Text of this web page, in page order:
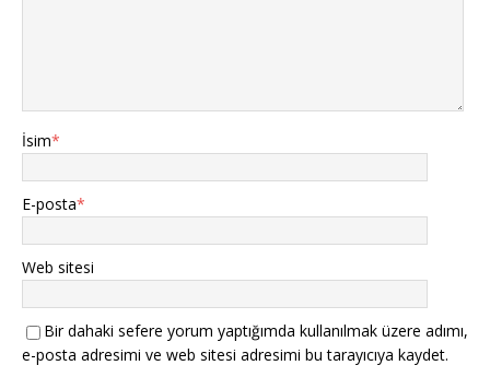
İsim*
E-posta*
Web sitesi
Bir dahaki sefere yorum yaptığımda kullanılmak üzere adımı,
e-posta adresimi ve web sitesi adresimi bu tarayıcıya kaydet.